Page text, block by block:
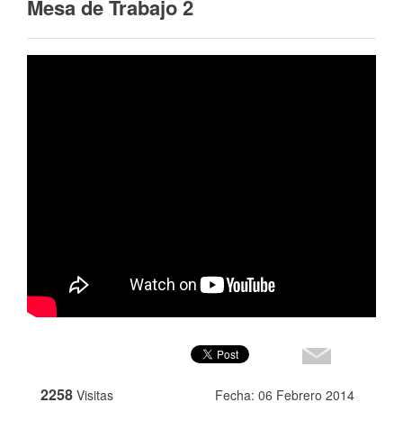
Mesa de Trabajo 2
2258 Visitas Fecha: 06 Febrero 2014